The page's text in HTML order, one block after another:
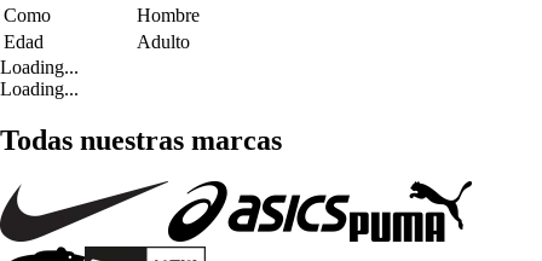
Como
Hombre
Edad
Adulto
Loading...
Loading...
Todas nuestras marcas